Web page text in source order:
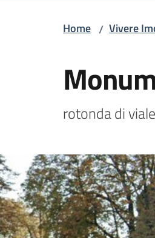
Home / Vivere
rotonda di